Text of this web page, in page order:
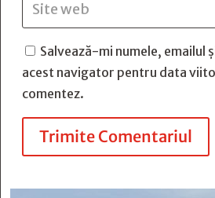
Salvează-mi numele, emailul
acest navigator pentru data
comentez.
Trimite Comentariul